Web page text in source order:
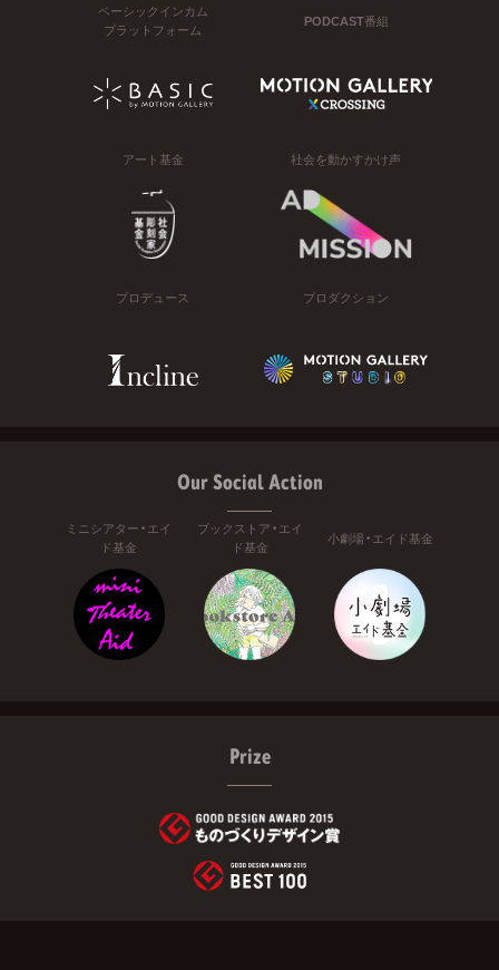
ベーシックインカム
プラットフォーム
PODCAST番組
アート基金 社会を動かすかけ声
プロデュース プロダクション
Our Social Action
ミニシアター・エイ
ド基金
ブックストア・エイ
ド基金
小劇場・エイド基金
Prize